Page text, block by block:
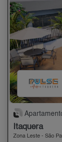
Apartamento
Itaquera
Zona Leste - São